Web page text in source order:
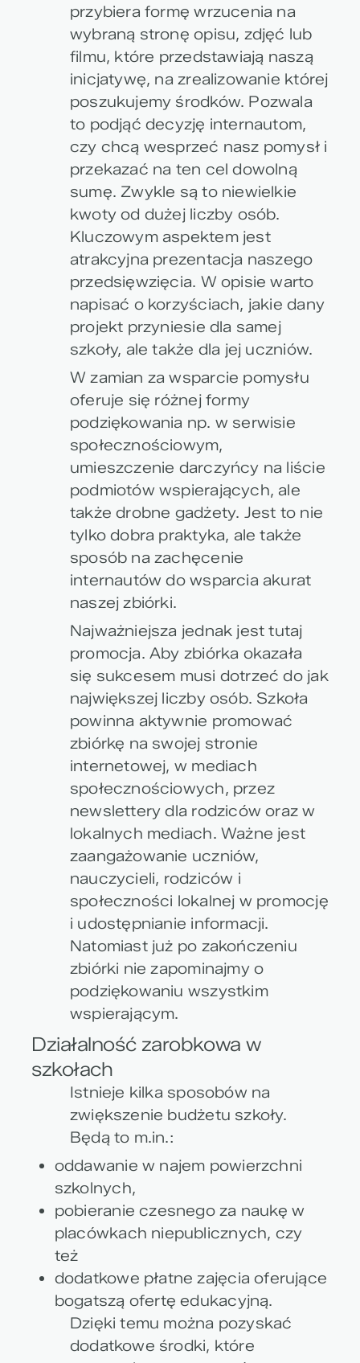
przybiera formę wrzucenia na
wybraną stronę opisu, zdjęć lub
filmu, które przedstawiają naszą
inicjatywę, na zrealizowanie której
poszukujemy środków. Pozwala
to podjąć decyzję internautom,
czy chcą wesprzeć nasz pomysł i
przekazać na ten cel dowolną
sumę. Zwykle są to niewielkie
kwoty od dużej liczby osób.
Kluczowym aspektem jest
atrakcyjna prezentacja naszego
przedsięwzięcia. W opisie warto
napisać o korzyściach, jakie dany
projekt przyniesie dla samej
szkoły, ale także dla jej uczniów.
W zamian za wsparcie pomysłu
oferuje się różnej formy
podziękowania np. w serwisie
społecznościowym,
umieszczenie darczyńcy na liście
podmiotów wspierających, ale
także drobne gadżety. Jest to nie
tylko dobra praktyka, ale także
sposób na zachęcenie
internautów do wsparcia akurat
naszej zbiórki.
Najważniejsza jednak jest tutaj
promocja. Aby zbiórka okazała
się sukcesem musi dotrzeć do jak
największej liczby osób. Szkoła
powinna aktywnie promować
zbiórkę na swojej stronie
internetowej, w mediach
społecznościowych, przez
newslettery dla rodziców oraz w
lokalnych mediach. Ważne jest
zaangażowanie uczniów,
nauczycieli, rodziców i
społeczności lokalnej w promocję
i udostępnianie informacji.
Natomiast już po zakończeniu
zbiórki nie zapominajmy o
podziękowaniu wszystkim
wspierającym.
Działalność zarobkowa w
szkołach
Istnieje kilka sposobów na
zwiększenie budżetu szkoły.
Będą to m.in.:
oddawanie w najem powierzchni
szkolnych,
pobieranie czesnego za naukę w
placówkach niepublicznych, czy
też
dodatkowe płatne zajęcia oferujące
bogatszą ofertę edukacyjną.
Dzięki temu można pozyskać
dodatkowe środki, które